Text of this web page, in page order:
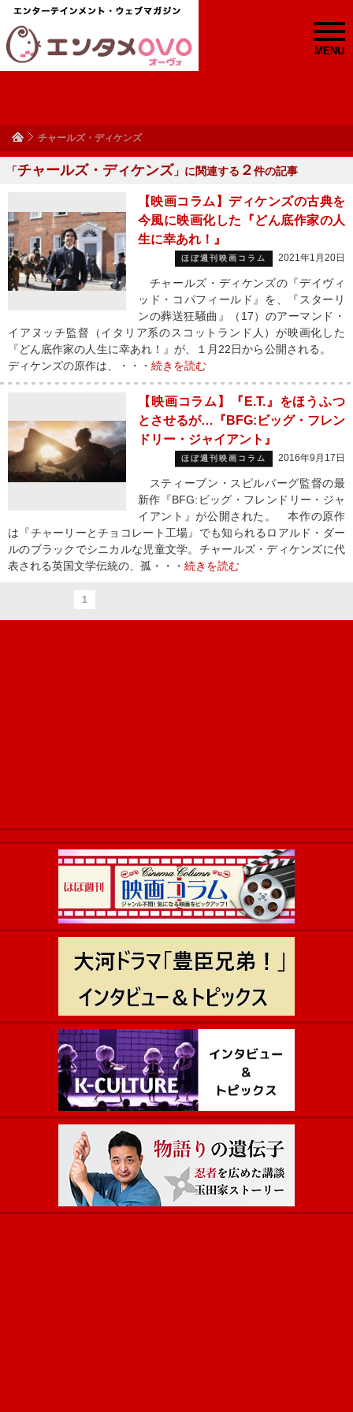
MENU
チャールズ・ディケンズ
「チャールズ・ディケンズ 」に関連する ２件の記事
【映画コラム】ディケンズの古典を
今風に映画化した『どん底作家の人
生に幸あれ！』
ほぼ週刊映画コラム 2021年1月20日
チャールズ・ディケンズの『デイヴィ
ッド・コパフィールド』を、『スターリ
ンの葬送狂騒曲』（17）のアーマンド・
イアヌッチ監督（イタリア系のスコットランド人）が映画化した
『どん底作家の人生に幸あれ！』が、１月22日から公開される。
ディケンズの原作は、・・・ 続きを読む
【映画コラム】『E.T.』をほうふつ
とさせるが…『BFG:ビッグ・フレン
ドリー・ジャイアント』
ほぼ週刊映画コラム 2016年9月17日
スティーブン・スピルバーグ監督の最
新作『BFG:ビッグ・フレンドリー・ジャ
イアント』が公開された。 本作の原作
は『チャーリーとチョコレート工場』でも知られるロアルド・ダー
ルのブラックでシニカルな児童文学。チャールズ・ディケンズに代
表される英国文学伝統の、孤・・・ 続きを読む
1